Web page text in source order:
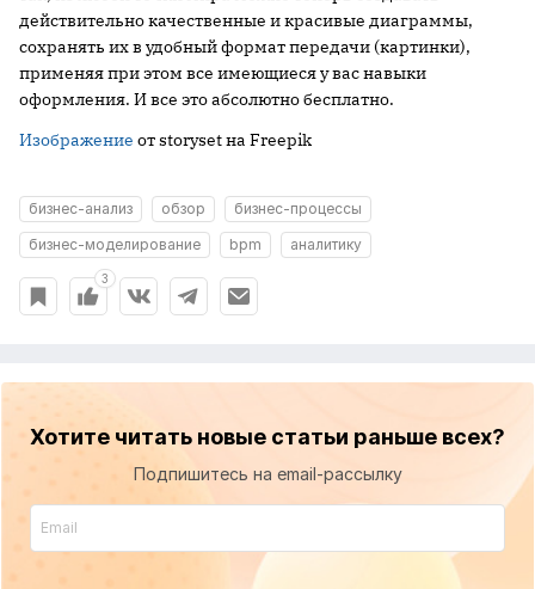
действительно качественные и красивые диаграммы,
сохранять их в удобный формат передачи (картинки),
применяя при этом все имеющиеся у вас навыки
оформления. И все это абсолютно бесплатно.
Изображение от storyset на Freepik
бизнес-анализ обзор
бизнес-процессы
бизнес-моделирование
bpm аналитику
3
Хотите читать новые статьи раньше всех?
Подпишитесь на email-рассылку